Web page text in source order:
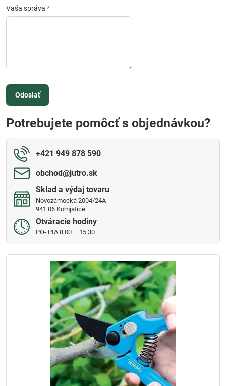
Vaša správa *
Odoslať
Potrebujete pomôcť s objednávkou?
+421 949 878 590
obchod​@jutro​.sk
Sklad a výdaj tovaru
Novozámocká 2004/24A
941 06 Komjatice
Otváracie hodiny
PO- PIA 8:00 – 15:30